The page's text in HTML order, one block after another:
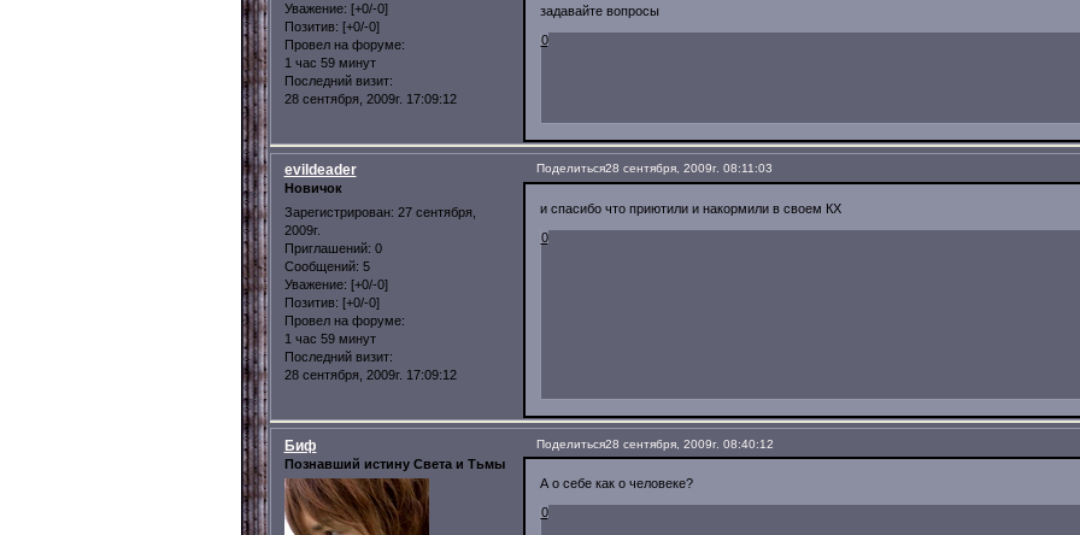
Уважение: [+0/-0]
Позитив: [+0/-0]
Провел на форуме:
1 час 59 минут
Последний визит:
28 сентября, 2009г. 17:09:12
задавайте вопросы
0
Поделиться28 сентября, 2009г. 08:11:03
evildeader
Новичок
Зарегистрирован: 27 сентября,
2009г.
Приглашений: 0
Сообщений: 5
Уважение: [+0/-0]
Позитив: [+0/-0]
Провел на форуме:
1 час 59 минут
Последний визит:
28 сентября, 2009г. 17:09:12
и спасибо что приютили и накормили в своем КХ
0
Поделиться28 сентября, 2009г. 08:40:12
Биф
Познавший истину Света и Тьмы
А о себе как о человеке?
0